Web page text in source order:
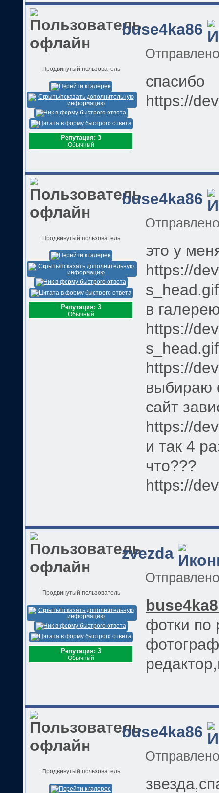
buse4ka86
Продвинутый пользователь
Репутация: 3
Обычный
спасибо
https://
buse4ka86
Продвинутый пользователь
Репутация: 3
Обычный
это у
https://
в
https://
https://
выбираю
сайт
https://
и так 4
что???
https://
zvezda
Продвинутый пользователь
Репутация: 3
Обычный
фотки по
buse4ka86
Продвинутый пользователь